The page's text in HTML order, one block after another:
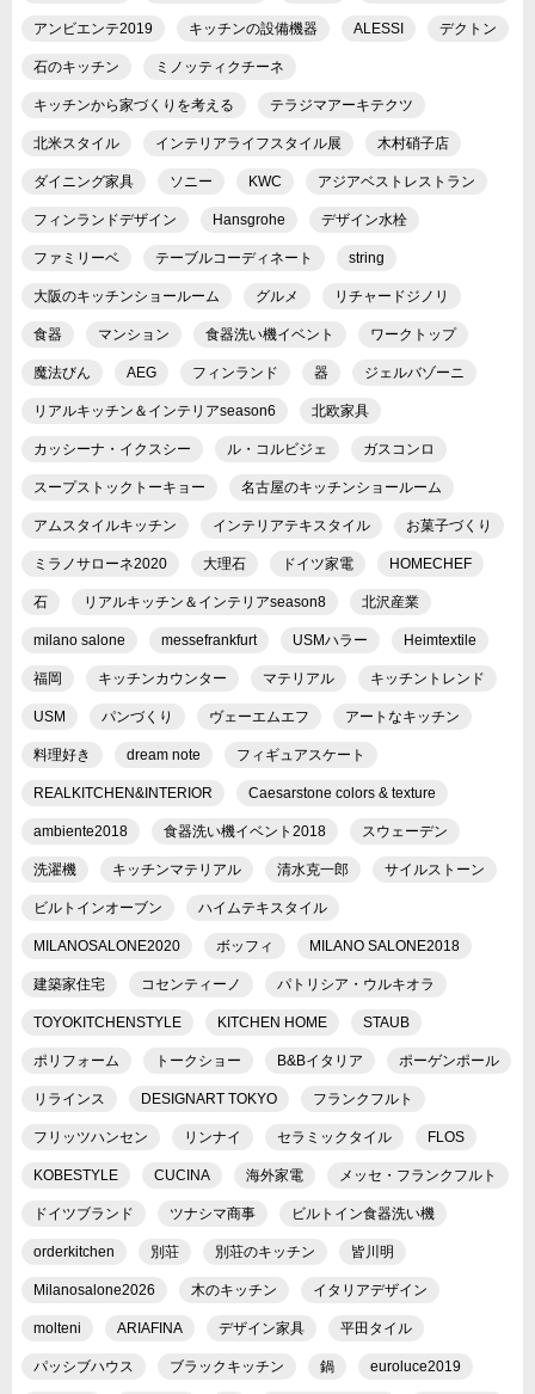
アンビエンテ2019 キッチンの設備機器 ALESSI デクトン
石のキッチン ミノッティクチーネ
キッチンから家づくりを考える テラジマアーキテクツ
北米スタイル インテリアライフスタイル展 木村硝子店
ダイニング家具 ソニー KWC アジアベストレストラン
フィンランドデザイン Hansgrohe デザイン水栓
ファミリーベ テーブルコーディネート string
大阪のキッチンショールーム グルメ リチャードジノリ
食器 マンション 食器洗い機イベント ワークトップ
魔法びん AEG フィンランド 器 ジェルバゾーニ
リアルキッチン＆インテリアseason6 北欧家具
カッシーナ・イクスシー ル・コルビジェ ガスコンロ
スープストックトーキョー 名古屋のキッチンショールーム
アムスタイルキッチン インテリアテキスタイル お菓子づくり
ミラノサローネ2020 大理石 ドイツ家電 HOMECHEF
石 リアルキッチン＆インテリアseason8 北沢産業
milano salone messefrankfurt USMハラー Heimtextile
福岡 キッチンカウンター マテリアル キッチントレンド
USM パンづくり ヴェーエムエフ アートなキッチン
料理好き dream note フィギュアスケート
REALKITCHEN&INTERIOR Caesarstone colors & texture
ambiente2018 食器洗い機イベント2018 スウェーデン
洗濯機 キッチンマテリアル 清水克一郎 サイルストーン
ビルトインオーブン ハイムテキスタイル
MILANOSALONE2020 ボッフィ MILANO SALONE2018
建築家住宅 コセンティーノ パトリシア・ウルキオラ
TOYOKITCHENSTYLE KITCHEN HOME STAUB
ポリフォーム トークショー B&Bイタリア ポーゲンポール
リラインス DESIGNART TOKYO フランクフルト
フリッツハンセン リンナイ セラミックタイル FLOS
KOBESTYLE CUCINA 海外家電 メッセ・フランクフルト
ドイツブランド ツナシマ商事 ビルトイン食器洗い機
orderkitchen 別荘 別荘のキッチン 皆川明
Milanosalone2026 木のキッチン イタリアデザイン
molteni ARIAFINA デザイン家具 平田タイル
パッシブハウス ブラックキッチン 鍋 euroluce2019